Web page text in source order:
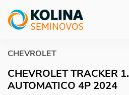
CHEVROLET
CHEVROLET TRACKER
AUTOMATICO 4P 2024